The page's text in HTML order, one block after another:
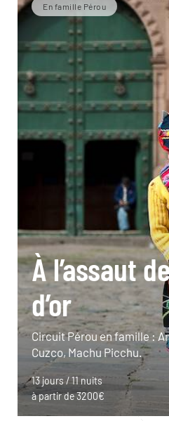
En famille Pérou
À l’assaut
d’or
Circuit Pérou en famille :
Cuzco, Machu Picchu.
13 jours / 11 nuits
à partir de 3200€